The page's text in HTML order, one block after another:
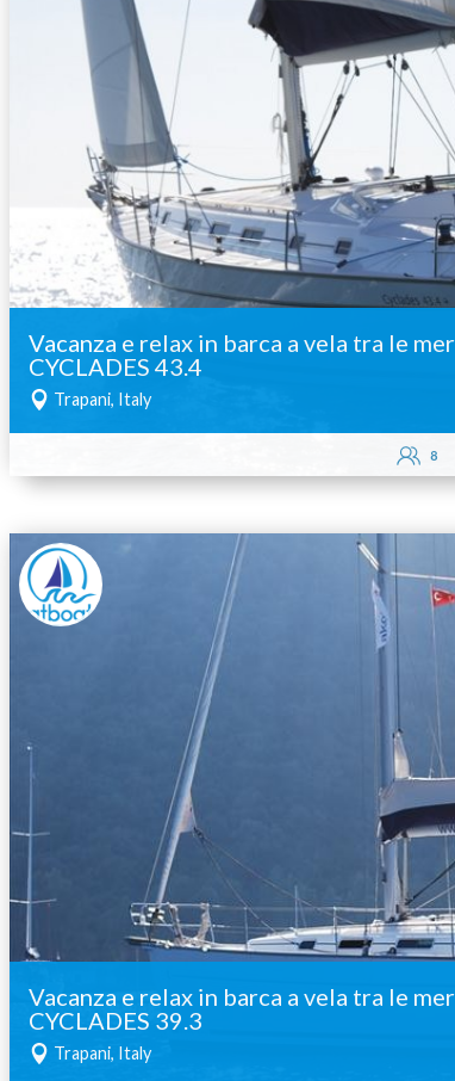
Vacanza e relax in barca a vela tra le
CYCLADES 43.4
Trapani, Italy
8
Vacanza e relax in barca a vela tra le
CYCLADES 39.3
Trapani, Italy